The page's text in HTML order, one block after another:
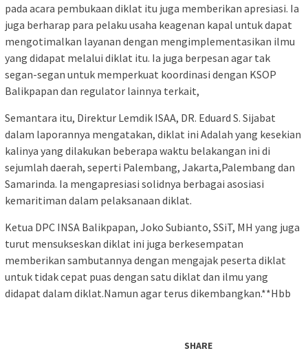
pada acara pembukaan diklat itu juga memberikan apresiasi. Ia
juga berharap para pelaku usaha keagenan kapal untuk dapat
mengotimalkan layanan dengan mengimplementasikan ilmu
yang didapat melalui diklat itu. Ia juga berpesan agar tak
segan-segan untuk memperkuat koordinasi dengan KSOP
Balikpapan dan regulator lainnya terkait,
Semantara itu, Direktur Lemdik ISAA, DR. Eduard S. Sijabat
dalam laporannya mengatakan, diklat ini Adalah yang kesekian
kalinya yang dilakukan beberapa waktu belakangan ini di
sejumlah daerah, seperti Palembang, Jakarta,Palembang dan
Samarinda. Ia mengapresiasi solidnya berbagai asosiasi
kemaritiman dalam pelaksanaan diklat.
Ketua DPC INSA Balikpapan, Joko Subianto, SSiT, MH yang juga
turut mensukseskan diklat ini juga berkesempatan
memberikan sambutannya dengan mengajak peserta diklat
untuk tidak cepat puas dengan satu diklat dan ilmu yang
didapat dalam diklat.Namun agar terus dikembangkan.**Hbb
SHARE